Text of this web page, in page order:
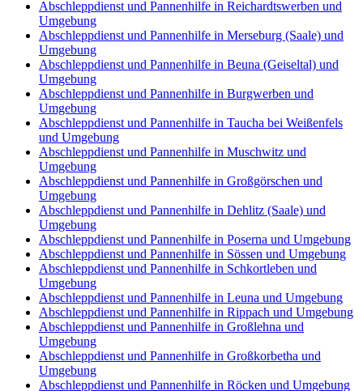
Abschleppdienst und Pannenhilfe in Reichardtswerben und
Umgebung
Abschleppdienst und Pannenhilfe in Merseburg (Saale) und
Umgebung
Abschleppdienst und Pannenhilfe in Beuna (Geiseltal) und
Umgebung
Abschleppdienst und Pannenhilfe in Burgwerben und
Umgebung
Abschleppdienst und Pannenhilfe in Taucha bei Weißenfels
und Umgebung
Abschleppdienst und Pannenhilfe in Muschwitz und
Umgebung
Abschleppdienst und Pannenhilfe in Großgörschen und
Umgebung
Abschleppdienst und Pannenhilfe in Dehlitz (Saale) und
Umgebung
Abschleppdienst und Pannenhilfe in Poserna und Umgebung
Abschleppdienst und Pannenhilfe in Sössen und Umgebung
Abschleppdienst und Pannenhilfe in Schkortleben und
Umgebung
Abschleppdienst und Pannenhilfe in Leuna und Umgebung
Abschleppdienst und Pannenhilfe in Rippach und Umgebung
Abschleppdienst und Pannenhilfe in Großlehna und
Umgebung
Abschleppdienst und Pannenhilfe in Großkorbetha und
Umgebung
Abschleppdienst und Pannenhilfe in Röcken und Umgebung